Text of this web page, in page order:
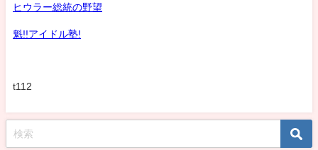
ヒウラー総統の野望
魁!!アイドル塾!
t112